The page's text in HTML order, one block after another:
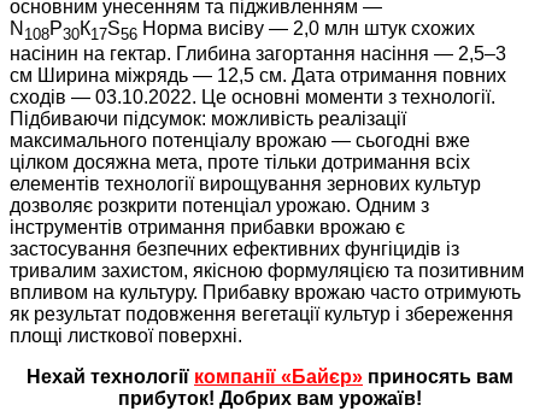
основним унесенням та підживленням —
N 108P30К17S56 Норма висіву — 2,0 млн штук схожих
насінин на гектар. Глибина загортання насіння — 2,5–3
см Ширина міжрядь — 12,5 см. Дата отримання повних
сходів — 03.10.2022. Це основні моменти з технології.
Підбиваючи підсумок: можливість реалізації
максимального потенціалу врожаю — сьогодні вже
цілком досяжна мета, проте тільки дотримання всіх
елементів технології вирощування зернових культур
дозволяє розкрити потенціал урожаю. Одним з
інструментів отримання прибавки врожаю є
застосування безпечних ефективних фунгіцидів із
тривалим захистом, якісною формуляцією та позитивним
впливом на культуру. Прибавку врожаю часто отримують
як результат подовження вегетації культур і збереження
площі листкової поверхні.
Нехай технології компанії «Байєр» приносять вам
прибуток! Добрих вам урожаїв!